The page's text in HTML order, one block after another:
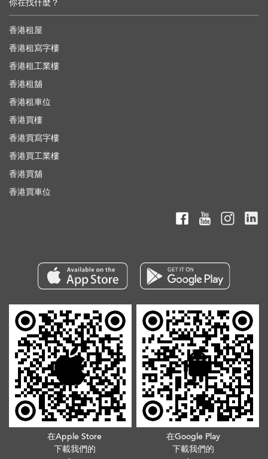
你在找什麼？
香港租屋
香港租寫字樓
香港租工業樓
香港租舖
香港租車位
香港買樓
香港買寫字樓
香港買工業樓
香港買舖
香港買車位
在Apple Store
下載我們的
在Google Play
下載我們的